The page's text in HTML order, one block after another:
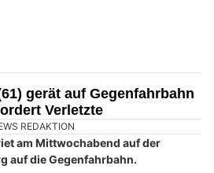
gerät auf Gegenfahrbahn
Verletzte
REDAKTION
am Mittwochabend auf der
auf die Gegenfahrbahn.